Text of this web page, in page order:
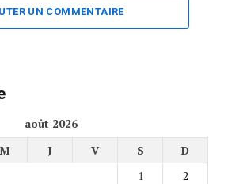
UN COMMENTAIRE
août 2026
M J V S
D
1
2